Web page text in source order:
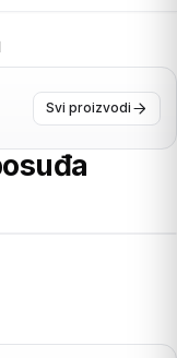
Svi proizvodi